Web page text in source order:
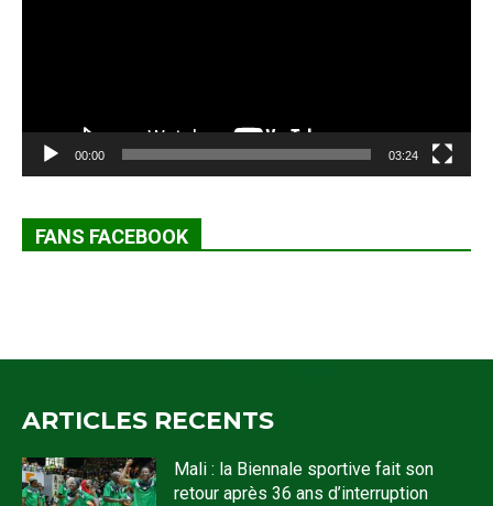
00:00 03:24
FANS FACEBOOK
ARTICLES RECENTS
Mali : la Biennale sportive fait son
retour après 36 ans d’interruption